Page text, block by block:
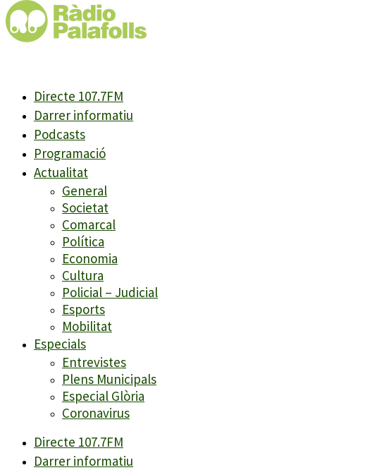
Directe 107.7FM
Darrer informatiu
Podcasts
Programació
Actualitat
General
Societat
Comarcal
Política
Economia
Cultura
Policial – Judicial
Esports
Mobilitat
Especials
Entrevistes
Plens Municipals
Especial Glòria
Coronavirus
Directe 107.7FM
Darrer informatiu